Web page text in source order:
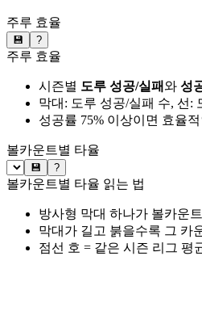
주루 효율
💾 ?
주루 효율
시즌별 도루 성공/실패와 성
막대: 도루 성공/실패 수, 선:
성공률 75% 이상이면 효율
볼카운트별 타율
💾 ?
볼카운트별 타율 읽는 법
방사형 막대 하나가 볼카운
막대가 길고 붉을수록 그 카
점선 호 = 같은 시즌 리그 평